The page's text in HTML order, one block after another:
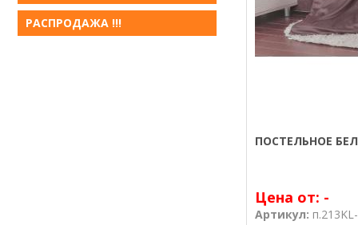
РАСПРОДАЖА !!!
ПОСТЕЛЬНОЕ
Цена от: -
Артикул: